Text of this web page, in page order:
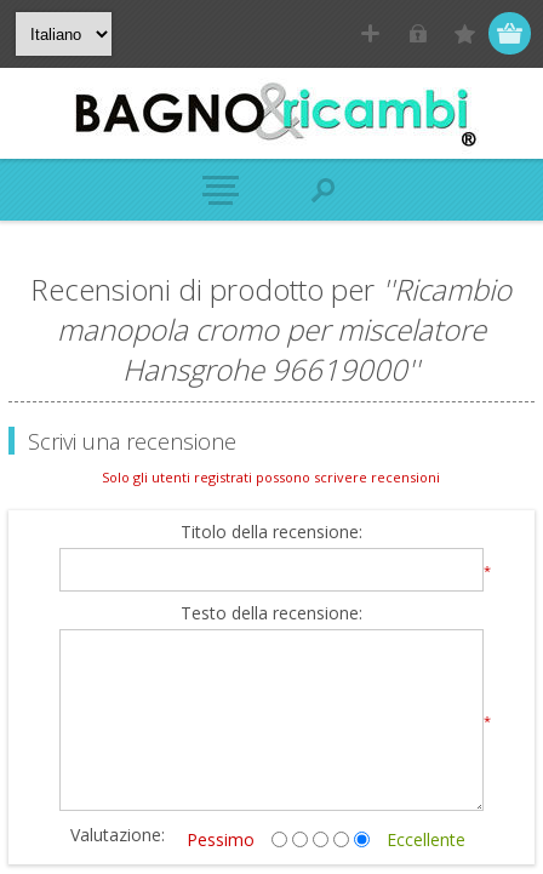
Recensioni di prodotto per Ricambio
manopola cromo per miscelatore
Hansgrohe 96619000
Scrivi una recensione
Solo gli utenti registrati possono scrivere recensioni
Titolo della recensione:
*
Testo della recensione:
*
Valutazione: Pessimo Eccellente